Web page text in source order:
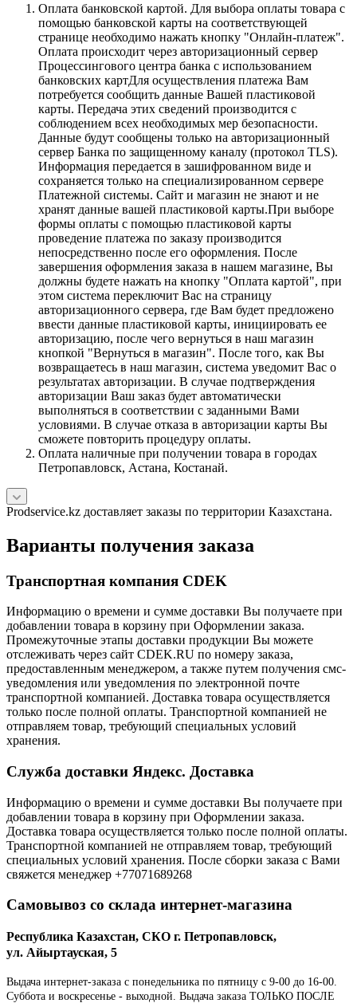
Оплата банковской картой. Для выбора оплаты товара с
помощью банковской карты на соответствующей
странице необходимо нажать кнопку "Онлайн-платеж".
Оплата происходит через авторизационный сервер
Процессингового центра банка с использованием
банковских картДля осуществления платежа Вам
потребуется сообщить данные Вашей пластиковой
карты. Передача этих сведений производится с
соблюдением всех необходимых мер безопасности.
Данные будут сообщены только на авторизационный
сервер Банка по защищенному каналу (протокол TLS).
Информация передается в зашифрованном виде и
сохраняется только на специализированном сервере
Платежной системы. Сайт и магазин не знают и не
хранят данные вашей пластиковой карты.При выборе
формы оплаты с помощью пластиковой карты
проведение платежа по заказу производится
непосредственно после его оформления. После
завершения оформления заказа в нашем магазине, Вы
должны будете нажать на кнопку "Оплата картой", при
этом система переключит Вас на страницу
авторизационного сервера, где Вам будет предложено
ввести данные пластиковой карты, инициировать ее
авторизацию, после чего вернуться в наш магазин
кнопкой "Вернуться в магазин". После того, как Вы
возвращаетесь в наш магазин, система уведомит Вас о
результатах авторизации. В случае подтверждения
авторизации Ваш заказ будет автоматически
выполняться в соответствии с заданными Вами
условиями. В случае отказа в авторизации карты Вы
сможете повторить процедуру оплаты.
Оплата наличные при получении товара в городах
Петропавловск, Астана, Костанай.
Prodservice.kz доставляет заказы по территории Казахстана.
Варианты получения заказа
Транспортная компания CDEK
Информацию о времени и сумме доставки Вы получаете при
добавлении товара в корзину при Оформлении заказа.
Промежуточные этапы доставки продукции Вы можете
отслеживать через сайт CDEK.RU по номеру заказа,
предоставленным менеджером, а также путем получения смс-
уведомления или уведомления по электронной почте
транспортной компанией. Доставка товара осуществляется
только после полной оплаты. Транспортной компанией не
отправляем товар, требующий специальных условий
хранения.
Служба доставки Яндекс. Доставка
Информацию о времени и сумме доставки Вы получаете при
добавлении товара в корзину при Оформлении заказа.
Доставка товара осуществляется только после полной оплаты.
Транспортной компанией не отправляем товар, требующий
специальных условий хранения. После сборки заказа с Вами
свяжется менеджер +77071689268
Самовывоз со склада интернет-магазина
Республика Казахстан, СКО г. Петропавловск,
ул. Айыртауская, 5
Выдача интернет-заказа с понедельника по пятницу с 9-00 до 16-00.
Суббота и воскресенье - выходной. Выдача заказа ТОЛЬКО ПОСЛЕ